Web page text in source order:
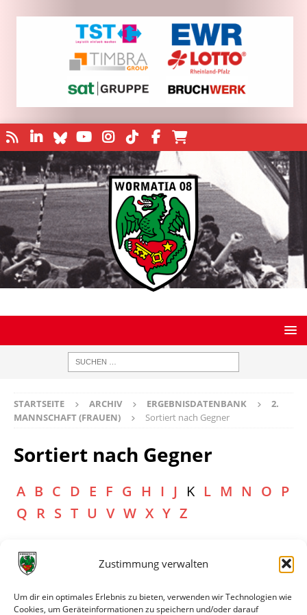
Zustimmung verwalten
Um dir ein optimales Erlebnis zu bieten, verwenden wir Technologien wie
Cookies, um Geräteinformationen zu speichern und/oder darauf
STARTSEITE ARCHIV ERGEBNISDATENBANK
2.
MANNSCHAFT (FRAUEN)
Sortiert nach Gegner
Sortiert nach Gegner
A B C D E F G H I J K L M N O P
Q R S T U V W X Y Z
1.FFC Kaiserslautern
Karlsruher SC U17
Spiele auflisten